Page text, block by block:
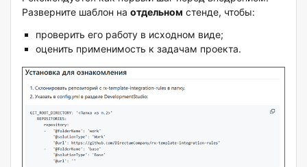
Разверните шаблон на отдельном стенде, чтобы:
проверить его работу в исходном виде;
оценить применимость к задачам проекта.